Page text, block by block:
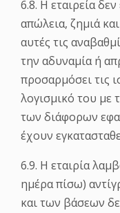
6.8. Η εταιρεία
απώλεια, ζημιά
αυτές τις
την αδυναμία ή
προσαρμόσει τις
λογισμικό του με
των διάφορων
έχουν
6.9. Η εταιρία
ημέρα πίσω)
και των βάσεων